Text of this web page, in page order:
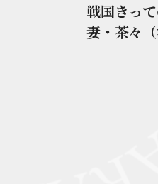
戦国きっ
妻・茶々